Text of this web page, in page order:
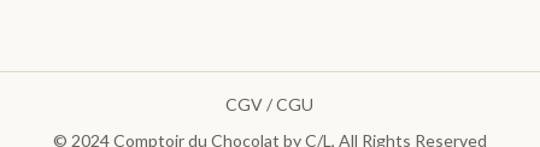
CGV / CGU
© 2024Comptoir du Chocolat by C/L , All Rights Reserved